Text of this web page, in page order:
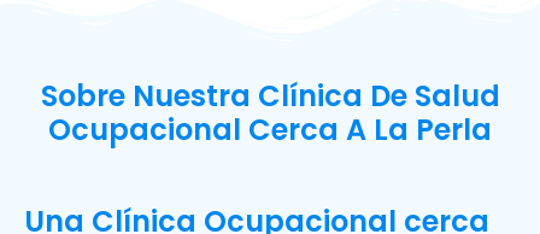
Sobre Nuestra Clínica De Salud
Ocupacional Cerca A La Perla
Una Clínica Ocupacional cerca